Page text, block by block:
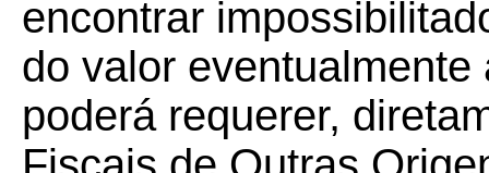
encontrar
do valor
poderá requerer,